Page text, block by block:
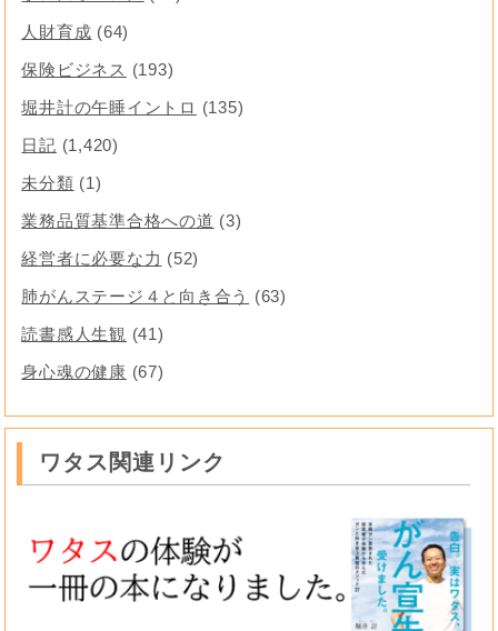
人財育成 (64)
保険ビジネス (193)
堀井計の午睡イントロ (135)
日記 (1,420)
未分類 (1)
業務品質基準合格への道 (3)
経営者に必要な力 (52)
肺がんステージ４と向き合う
(63)
読書感人生観 (41)
身心魂の健康 (67)
ワタス関連リンク